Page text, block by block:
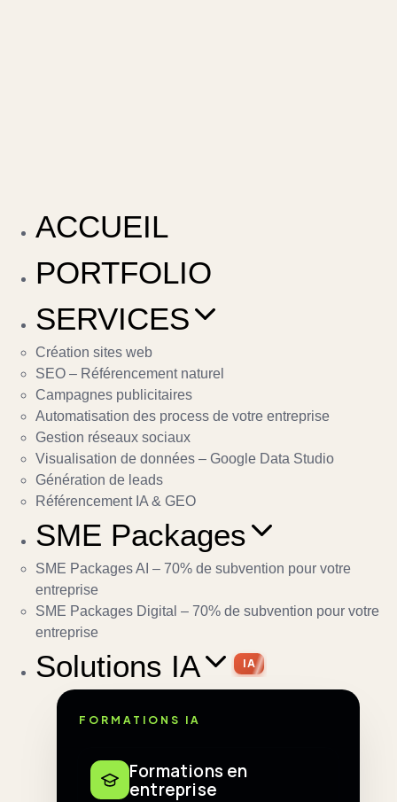
ACCUEIL
PORTFOLIO
SERVICES
Création sites web
SEO – Référencement naturel
Campagnes publicitaires
Automatisation des process de votre entreprise
Gestion réseaux sociaux
Visualisation de données – Google Data Studio
Génération de leads
Référencement IA & GEO
SME Packages
SME Packages AI – 70% de subvention pour votre
entreprise
SME Packages Digital – 70% de subvention pour votre
entreprise
Solutions IA IA
FORMATIONS IA
Formations en
entreprise